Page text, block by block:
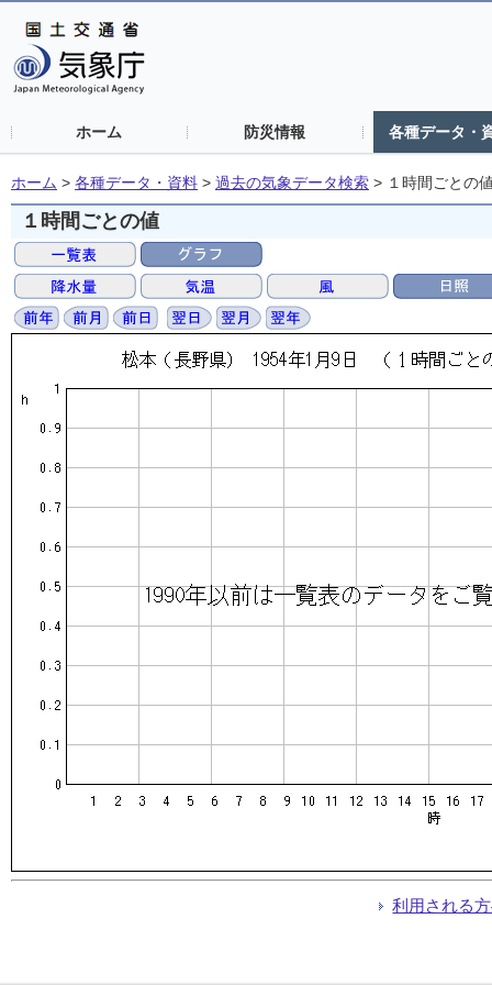
ホーム 防災情報 各種データ・
ホーム > 各種データ・資料 > 過去の気象データ検索 > １時間ごとの
１時間ごとの値
利用される